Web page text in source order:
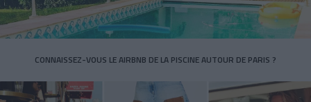
CONNAISSEZ-VOUS LE AIRBNB DE LA PISCINE AUTOUR DE PARIS ?